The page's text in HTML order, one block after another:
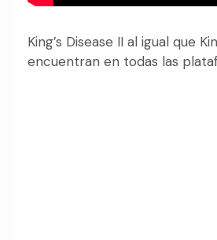
King’s Disease II al igual que
encuentran en todas las